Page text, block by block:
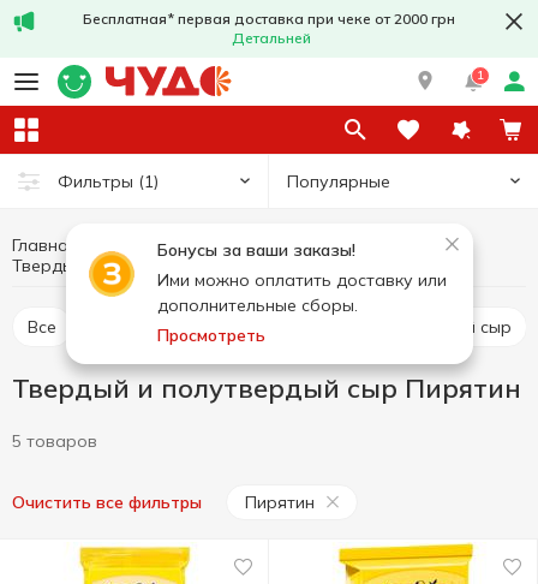
Бесплатная* первая доставка при чеке от 2000 грн
Детальней
1
Фильтры (1) Популярные
Бонусы за ваши заказы!
Ими можно оплатить доставку или
дополнительные сборы.
Просмотреть
Главная Яйца и молочные продукты Сыры
Твердый и полутвердый сыр
Все Твердый и полутвердый сыр Рассольный сыр
Твердый и полутвердый сыр Пирятин
5 товаров
Очистить все фильтры Пирятин